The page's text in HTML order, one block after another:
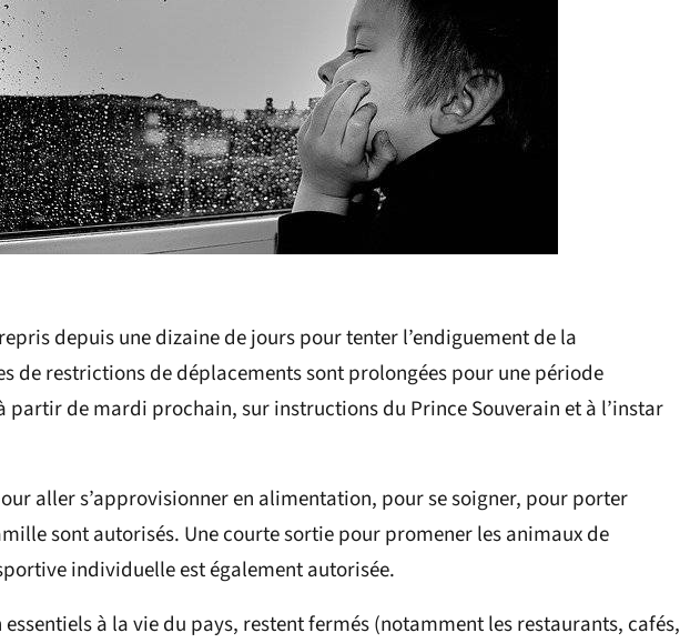
depuis une dizaine de jours pour tenter l’endiguement de la
de restrictions de déplacements sont prolongées pour une période
partir de mardi prochain, sur instructions du Prince Souverain et à l’instar
aller s’approvisionner en alimentation, pour se soigner, pour porter
sont autorisés. Une courte sortie pour promener les animaux de
individuelle est également autorisée.
à la vie du pays, restent fermés (notamment les restaurants, cafés,